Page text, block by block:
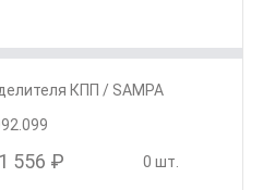
КПП / SAMPA
1 556 ₽ 0 шт.